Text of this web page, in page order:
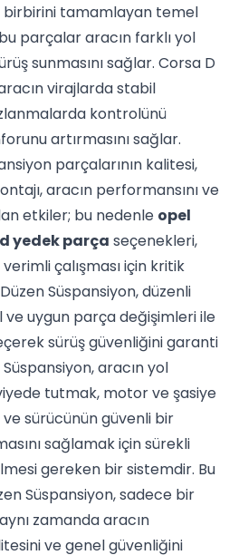
birbirini tamamlayan temel
parçalar aracın farklı yol
sunmasını sağlar. Corsa D
virajlarda stabil
kontrolünü
artırmasını sağlar.
parçalarının kalitesi,
aracın performansını ve
etkiler; bu nedenle opel
yedek parça seçenekleri,
çalışması için kritik
Süspansiyon, düzenli
uygun parça değişimleri ile
sürüş güvenliğini garanti
aracın yol
tutmak, motor ve şasiye
sürücünün güvenli bir
sağlamak için sürekli
gereken bir sistemdir. Bu
Süspansiyon, sadece bir
zamanda aracın
ve genel güvenliğini